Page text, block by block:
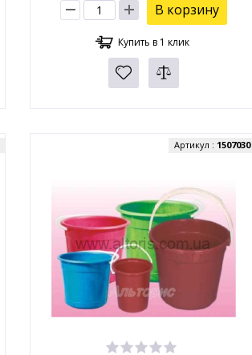
В корзину
Купить в 1 клик
Артикул : 1507030